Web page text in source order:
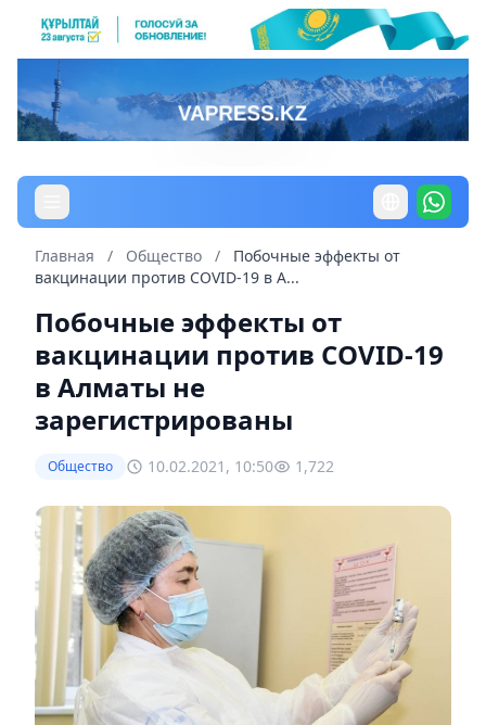
Главная / Общество /
Побочные эффекты от
вакцинации против COVID-19 в А...
Побочные эффекты от
вакцинации против COVID-19
в Алматы не
зарегистрированы
Общество 10.02.2021, 10:50 1,722